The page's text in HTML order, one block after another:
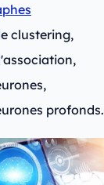
clustering,
profonds.